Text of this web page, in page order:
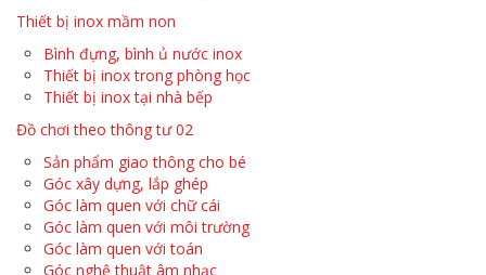
Thiết bị inox mầm non
Bình đựng, bình ủ nước inox
Thiết bị inox trong phòng học
Thiết bị inox tại nhà bếp
Đồ chơi theo thông tư 02
Sản phẩm giao thông cho bé
Góc xây dựng, lắp ghép
Góc làm quen với chữ cái
Góc làm quen với môi trường
Góc làm quen với toán
Góc nghệ thuật âm nhạc